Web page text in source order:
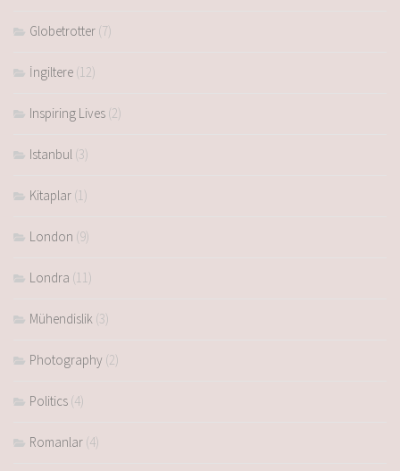
Globetrotter (7)
İngiltere (12)
Inspiring Lives (2)
Istanbul (3)
Kitaplar (1)
London (9)
Londra (11)
Mühendislik (3)
Photography (2)
Politics (4)
Romanlar (4)